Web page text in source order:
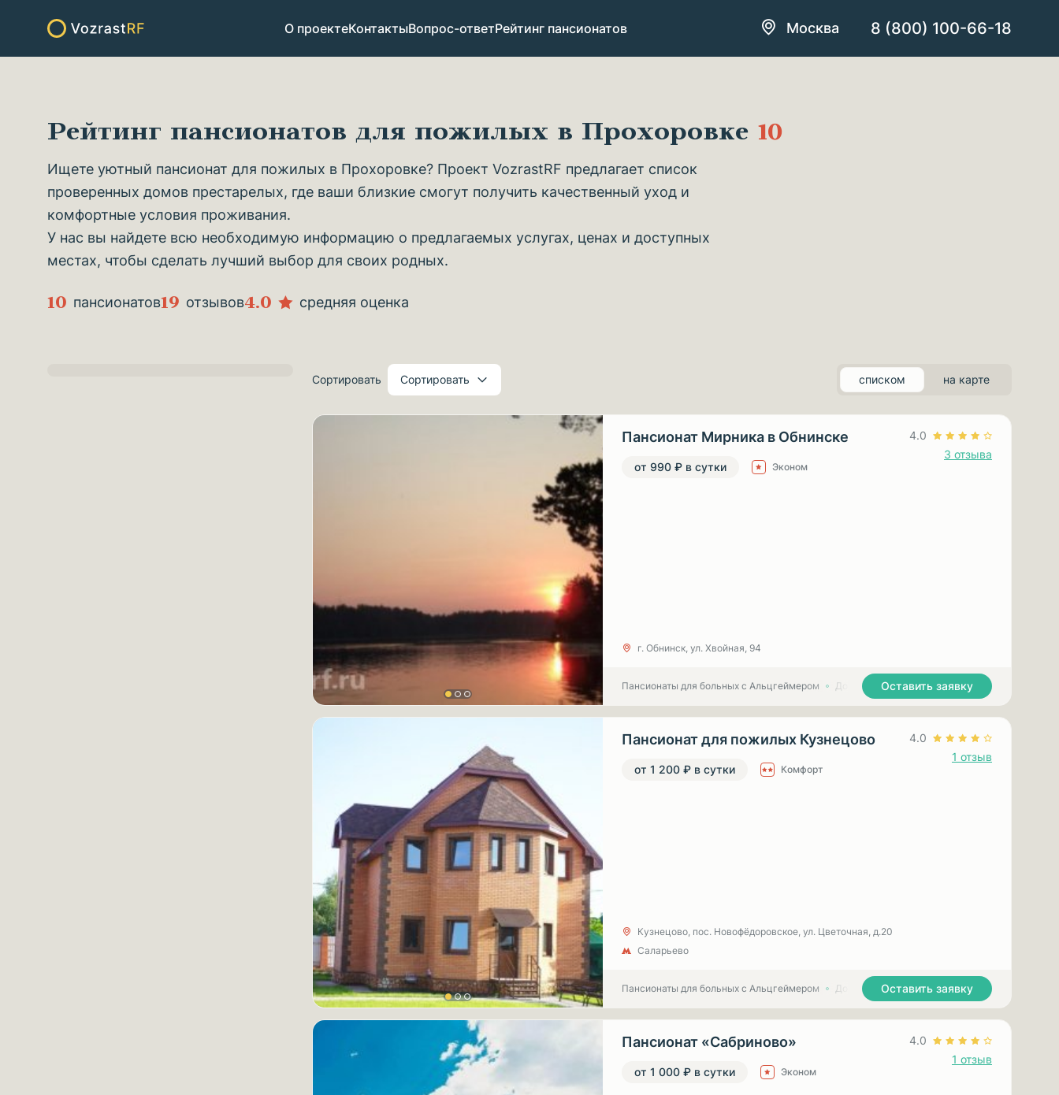
О проектеКонтактыВопрос-ответРейтинг пансионатов Москва 8 (800) 100-66-18
Рейтинг пансионатов для пожилых в Прохоровке 10
Ищете уютный пансионат для пожилых в Прохоровке? Проект VozrastRF предлагает список
проверенных домов престарелых, где ваши близкие смогут получить качественный уход и
комфортные условия проживания.
У нас вы найдете всю необходимую информацию о предлагаемых услугах, ценах и доступных
местах, чтобы сделать лучший выбор для своих родных.
10 пансионатов19 отзывов4.0 средняя оценка
Сортировать Сортировать списком на карте
Пансионат Мирника в Обнинске
4.0
3 отзыва
от 990 ₽ в сутки
Эконом
г. Обнинск, ул. Хвойная, 94
Пансионаты для больных с Альцгеймером Дома престарелых для больных с Паркинсоном
Оставить заявку
Пансионат для пожилых Кузнецово
4.0
1 отзыв
от 1 200 ₽ в сутки
Комфорт
Кузнецово, пос. Новофёдоровское, ул. Цветочная, д.20
Саларьево
Пансионаты для больных с Альцгеймером Дома престарелых для больных с Паркинсоном
Оставить заявку
Пансионат «Сабриново»
4.0
1 отзыв
от 1 000 ₽ в сутки
Эконом